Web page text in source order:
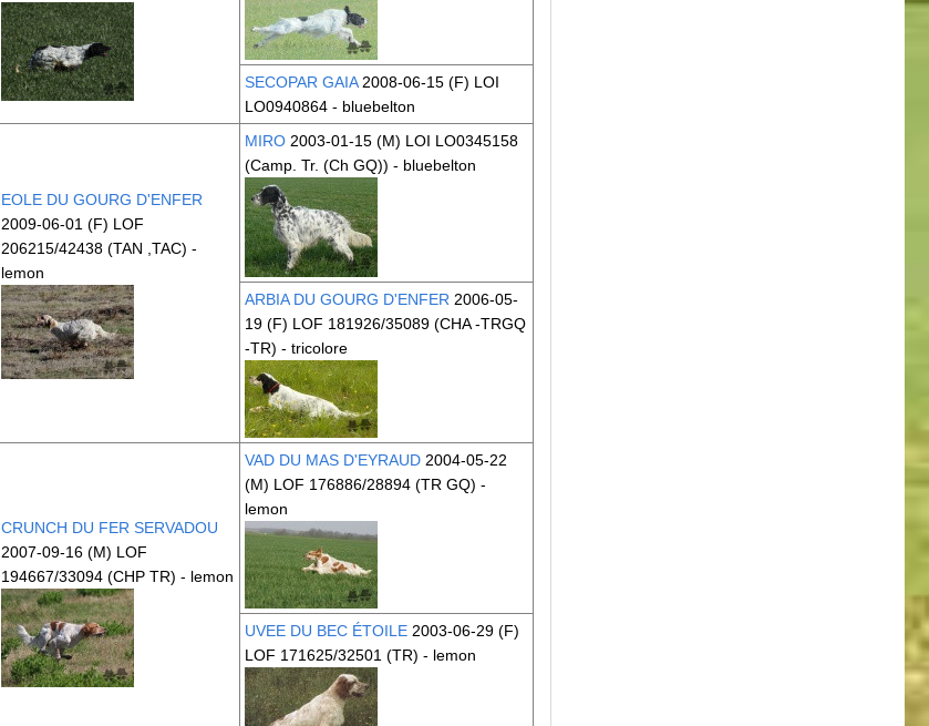
SECOPAR GAIA2008-06-15 (F) LOI
LO0940864 - bluebelton
EOLE DU GOURG D'ENFER
2009-06-01 (F) LOF
206215/42438 (TAN ,TAC) -
lemon
MIRO 2003-01-15 (M) LOI LO0345158
(Camp. Tr. (Ch GQ)) - bluebelton
ARBIA DU GOURG D'ENFER 2006-05-
19 (F) LOF 181926/35089 (CHA -TRGQ
-TR) - tricolore
CRUNCH DU FER SERVADOU
2007-09-16 (M) LOF
194667/33094 (CHP TR) - lemon
VAD DU MAS D'EYRAUD 2004-05-22
(M) LOF 176886/28894 (TR GQ) -
lemon
UVEE DU BEC ÉTOILE 2003-06-29 (F)
LOF 171625/32501 (TR) - lemon